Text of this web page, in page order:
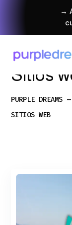
→
Sitios
PURPLE DREAMS
SITIOS WEB